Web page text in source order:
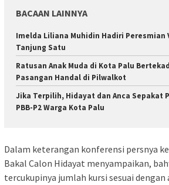
BACAAN LAINNYA
Imelda Liliana Muhidin Hadiri Peresmian
Tanjung Satu
Ratusan Anak Muda di Kota Palu
Pasangan Handal di Pilwalkot
Jika Terpilih, Hidayat dan Anca Sepakat
PBB-P2 Warga Kota Palu
Dalam keterangan konferensi persnya
Bakal Calon Hidayat menyampaikan,
tercukupinya jumlah kursi sesuai